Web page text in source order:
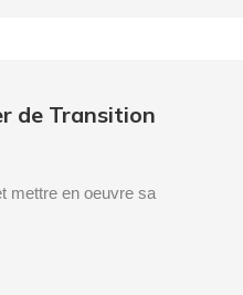
de Transition
mettre en oeuvre sa